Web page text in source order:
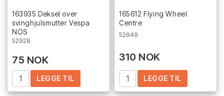
Add to list of favorites
163935 Deksel over
svinghjulsmutter Vespa
NOS
52928
75 NOK
LEGGE TIL
165612 Flying Wheel
Centre
52949
310 NOK
LEGGE TIL